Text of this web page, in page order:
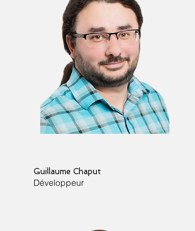
Guillaume Chaput
Développeur